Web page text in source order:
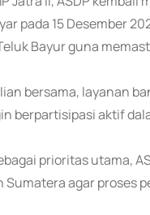
pada 15 Desember
Bayur guna
bersama, layanan
berpartisipasi aktif
prioritas utama,
agar proses